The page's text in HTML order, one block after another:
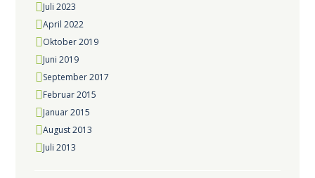
Juli 2023
April 2022
Oktober2019
Juni 2019
September2017
Februar2015
Januar2015
August2013
Juli 2013